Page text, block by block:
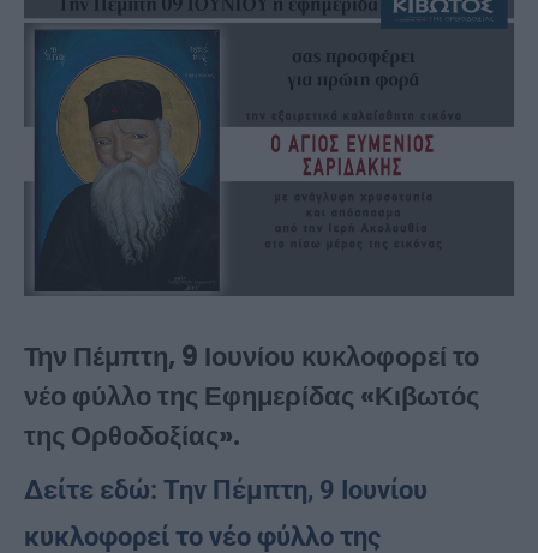
Την Πέμπτη, 9 Ιουνίου κυκλοφορεί το
νέο φύλλο της Εφημερίδας «Κιβωτός
της Ορθοδοξίας».
Δείτε εδώ: Την Πέμπτη, 9 Ιουνίου
κυκλοφορεί το νέο φύλλο της